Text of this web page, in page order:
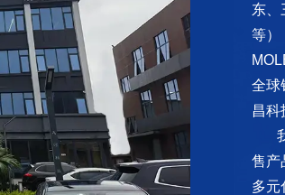
东、
等）
全球
昌科
售产
多元